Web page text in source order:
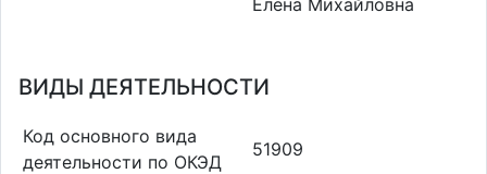
ВИДЫ ДЕЯТЕЛЬНОСТИ
Код основного вида
деятельности по ОКЭД
51909